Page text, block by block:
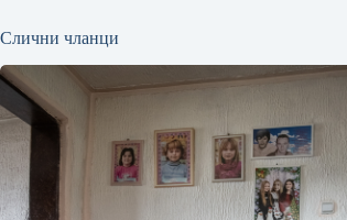
Слични чланци